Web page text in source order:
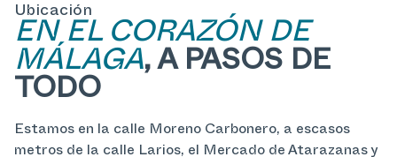
Ubicación
EN EL CORAZÓN DE
MÁLAGA, A PASOS DE
TODO
Estamos en la calle Moreno Carbonero, a escasos
metros de la calle Larios, el Mercado de Atarazanas y